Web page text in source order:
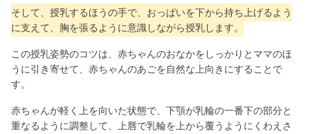
そして、授乳するほうの手で、おっぱいを下から持ち上げるよう
に支えて、胸を張るように意識しながら授乳します。
この授乳姿勢のコツは、赤ちゃんのおなかをしっかりとママのほ
うに引き寄せて、赤ちゃんのあごを自然な上向きにすることで
す。
赤ちゃんが軽く上を向いた状態で、下顎が乳輪の一番下の部分と
重なるように調整して、上唇で乳輪を上から覆うようにくわえさ